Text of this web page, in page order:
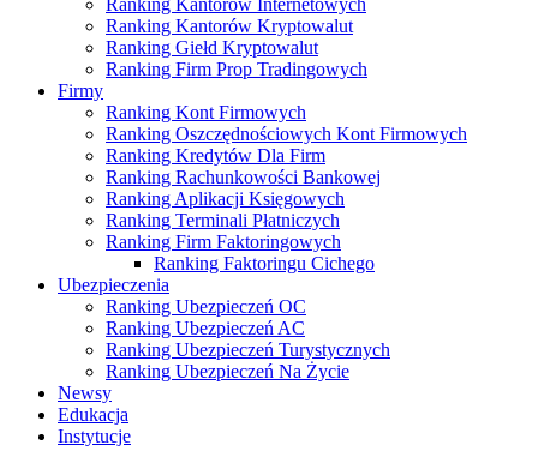
Ranking Kantorów Internetowych
Ranking Kantorów Kryptowalut
Ranking Giełd Kryptowalut
Ranking Firm Prop Tradingowych
Firmy
Ranking Kont Firmowych
Ranking Oszczędnościowych Kont Firmowych
Ranking Kredytów Dla Firm
Ranking Rachunkowości Bankowej
Ranking Aplikacji Księgowych
Ranking Terminali Płatniczych
Ranking Firm Faktoringowych
Ranking Faktoringu Cichego
Ubezpieczenia
Ranking Ubezpieczeń OC
Ranking Ubezpieczeń AC
Ranking Ubezpieczeń Turystycznych
Ranking Ubezpieczeń Na Życie
Newsy
Edukacja
Instytucje